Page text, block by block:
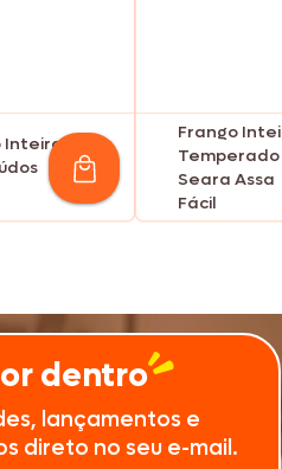
Inteiro
Frango
Temperado
Seara Assa
Fácil
dentro
lançamentos e
direto no seu e-mail.